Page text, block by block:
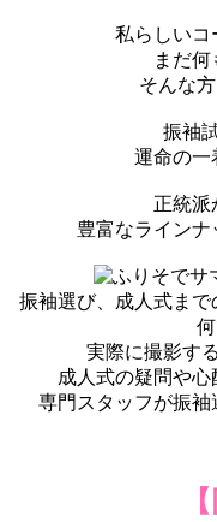
私らしいコ
まだ
そんな
振袖
運命の一
正統
豊富なラインナ
振袖選び、成人式ま
実際に撮影す
成人式の疑問や心
専門スタッフが振